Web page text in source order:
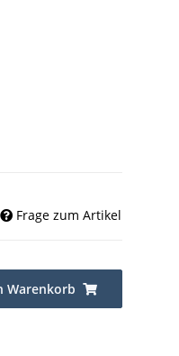
Frage zum Artikel
Warenkorb